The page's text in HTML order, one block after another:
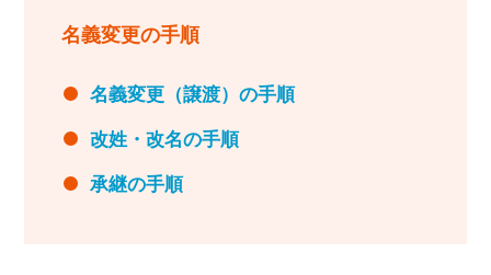
名義変更の手順
名義変更（譲渡）の手順
改姓・改名の手順
承継の手順